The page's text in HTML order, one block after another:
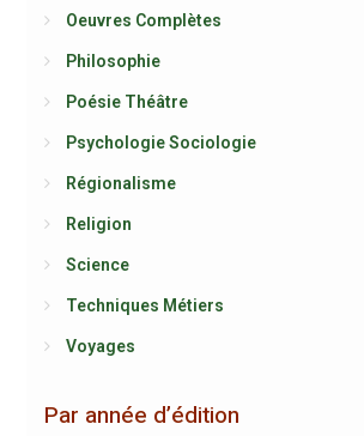
Oeuvres Complètes
Philosophie
Poésie Théâtre
Psychologie Sociologie
Régionalisme
Religion
Science
Techniques Métiers
Voyages
Par année d’édition